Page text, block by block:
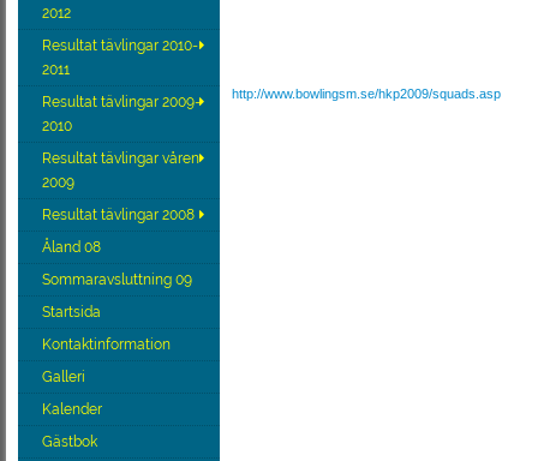
2012
Resultat tävlingar 2010-
2011
Resultat tävlingar 2009-
2010
Resultat tävlingar våren
2009
Resultat tävlingar 2008
Åland 08
Sommaravsluttning 09
Startsida
Kontaktinformation
Galleri
Kalender
Gästbok
http://www.bowlingsm.se/hkp2009/squads.asp